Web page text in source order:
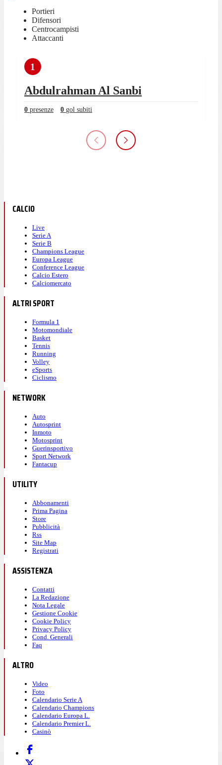
Portieri
Difensori
Centrocampisti
Attaccanti
1
Abdulrahman Al Sanbi
0 presenze 0 gol subiti
CALCIO
Live
Serie A
Serie B
Champions League
Europa League
Conference League
Calcio Estero
Calciomercato
ALTRI SPORT
Formula 1
Motomondiale
Basket
Tennis
Running
Volley
eSports
Ciclismo
NETWORK
Auto
Autosprint
Inmoto
Motosprint
Guerinsportivo
Sport Network
Fantacup
UTILITY
Abbonamenti
Prima Pagina
Store
Pubblicità
Rss
Site Map
Registrati
ASSISTENZA
Contatti
La Redazione
Nota Legale
Gestione Cookie
Cookie Policy
Privacy Policy
Cond. Generali
Faq
ALTRO
Video
Foto
Calendario Serie A
Calendario Champions
Calendario Europa L.
Calendario Premier L.
Casinò